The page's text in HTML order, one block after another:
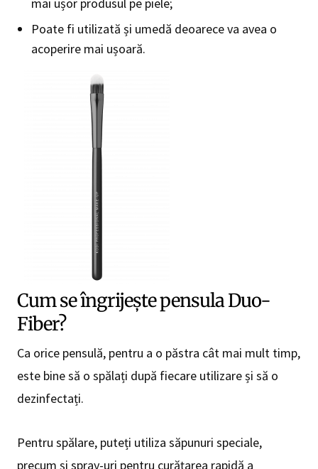
mai ușor produsul pe piele;
Poate fi utilizată și umedă deoarece va avea o
acoperire mai ușoară.
Cum se îngrijește pensula Duo-
Fiber?
Ca orice pensulă, pentru a o păstra cât mai mult timp,
este bine să o spălați după fiecare utilizare și să o
dezinfectați.
Pentru spălare, puteți utiliza săpunuri speciale,
precum și spray-uri pentru curățarea rapidă a